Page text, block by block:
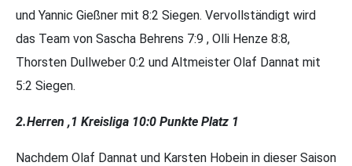
und Yannic Gießner mit 8:2 Siegen. Vervollständigt wird
das Team von Sascha Behrens 7:9 , Olli Henze 8:8,
Thorsten Dullweber 0:2 und Altmeister Olaf Dannat mit
5:2 Siegen.
2.Herren ,1 Kreisliga 10:0 Punkte Platz 1
Nachdem Olaf Dannat und Karsten Hobein in dieser Saison